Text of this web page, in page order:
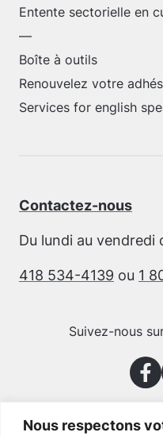
Nous respectons
Entente sectorielle en
—
Boîte à outils
Renouvelez votre
Services for english
Contactez-nous
Du lundi au vendredi
418 534-4139 ou 1
Suivez-nous
Merci à